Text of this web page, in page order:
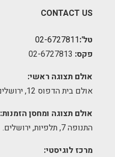
CONTACT US
טל':02-6727811
פקס:
אולם תצוגה ראשי:
אולם בית הדפוס 12, ירושלים.
אולם תצוגה ומחסן הזמנות:
התנופה 7, תלפיות, ירושלים.
מרכז לוגיסטי: